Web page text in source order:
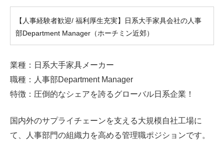
【人事経験者歓迎/ 福利厚生充実】日系大手家具会社の人事
部Department Manager（ホーチミン近郊）
業種：日系大手家具メーカー
職種：人事部Department Manager
特徴：圧倒的なシェアを誇るグローバル日系企業！
国内外のサプライチェーンを支える大規模自社工場に
て、人事部門の組織力を高める管理職ポジションです。